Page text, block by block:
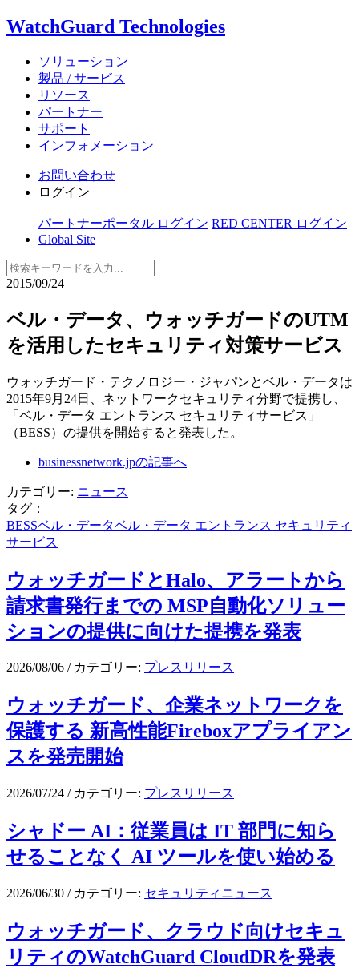
WatchGuard Technologies
ソリューション
製品 / サービス
リソース
パートナー
サポート
インフォメーション
お問い合わせ
ログイン
パートナーポータル ログイン RED CENTER ログイン
Global Site
2015/09/24
ベル・データ、ウォッチガードのUTM
を活用したセキュリティ対策サービス
ウォッチガード・テクノロジー・ジャパンとベル・データは
2015年9月24日、ネットワークセキュリティ分野で提携し、
「ベル・データ エントランス セキュリティサービス」
（BESS）の提供を開始すると発表した。
businessnetwork.jpの記事へ
カテゴリー: ニュース
タグ：
BESSベル・データベル・データ エントランス セキュリティ
サービス
ウォッチガードとHalo、アラートから
請求書発行までの MSP自動化ソリュー
ションの提供に向けた提携を発表
2026/08/06 / カテゴリー: プレスリリース
ウォッチガード、企業ネットワークを
保護する 新高性能Fireboxアプライアン
スを発売開始
2026/07/24 / カテゴリー: プレスリリース
シャドー AI：従業員は IT 部門に知ら
せることなく AI ツールを使い始める
2026/06/30 / カテゴリー: セキュリティニュース
ウォッチガード、クラウド向けセキュ
リティのWatchGuard CloudDRを発表